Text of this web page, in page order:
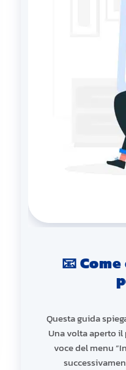
📧
Questa guida
Una volta aperto il
voce del menu